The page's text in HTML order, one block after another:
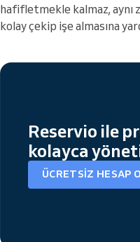
hafifletmekle kalmaz, aynı
kolay çekip işe almasına
Reservio ile
kolayca
ÜCRETSIZ HESAP